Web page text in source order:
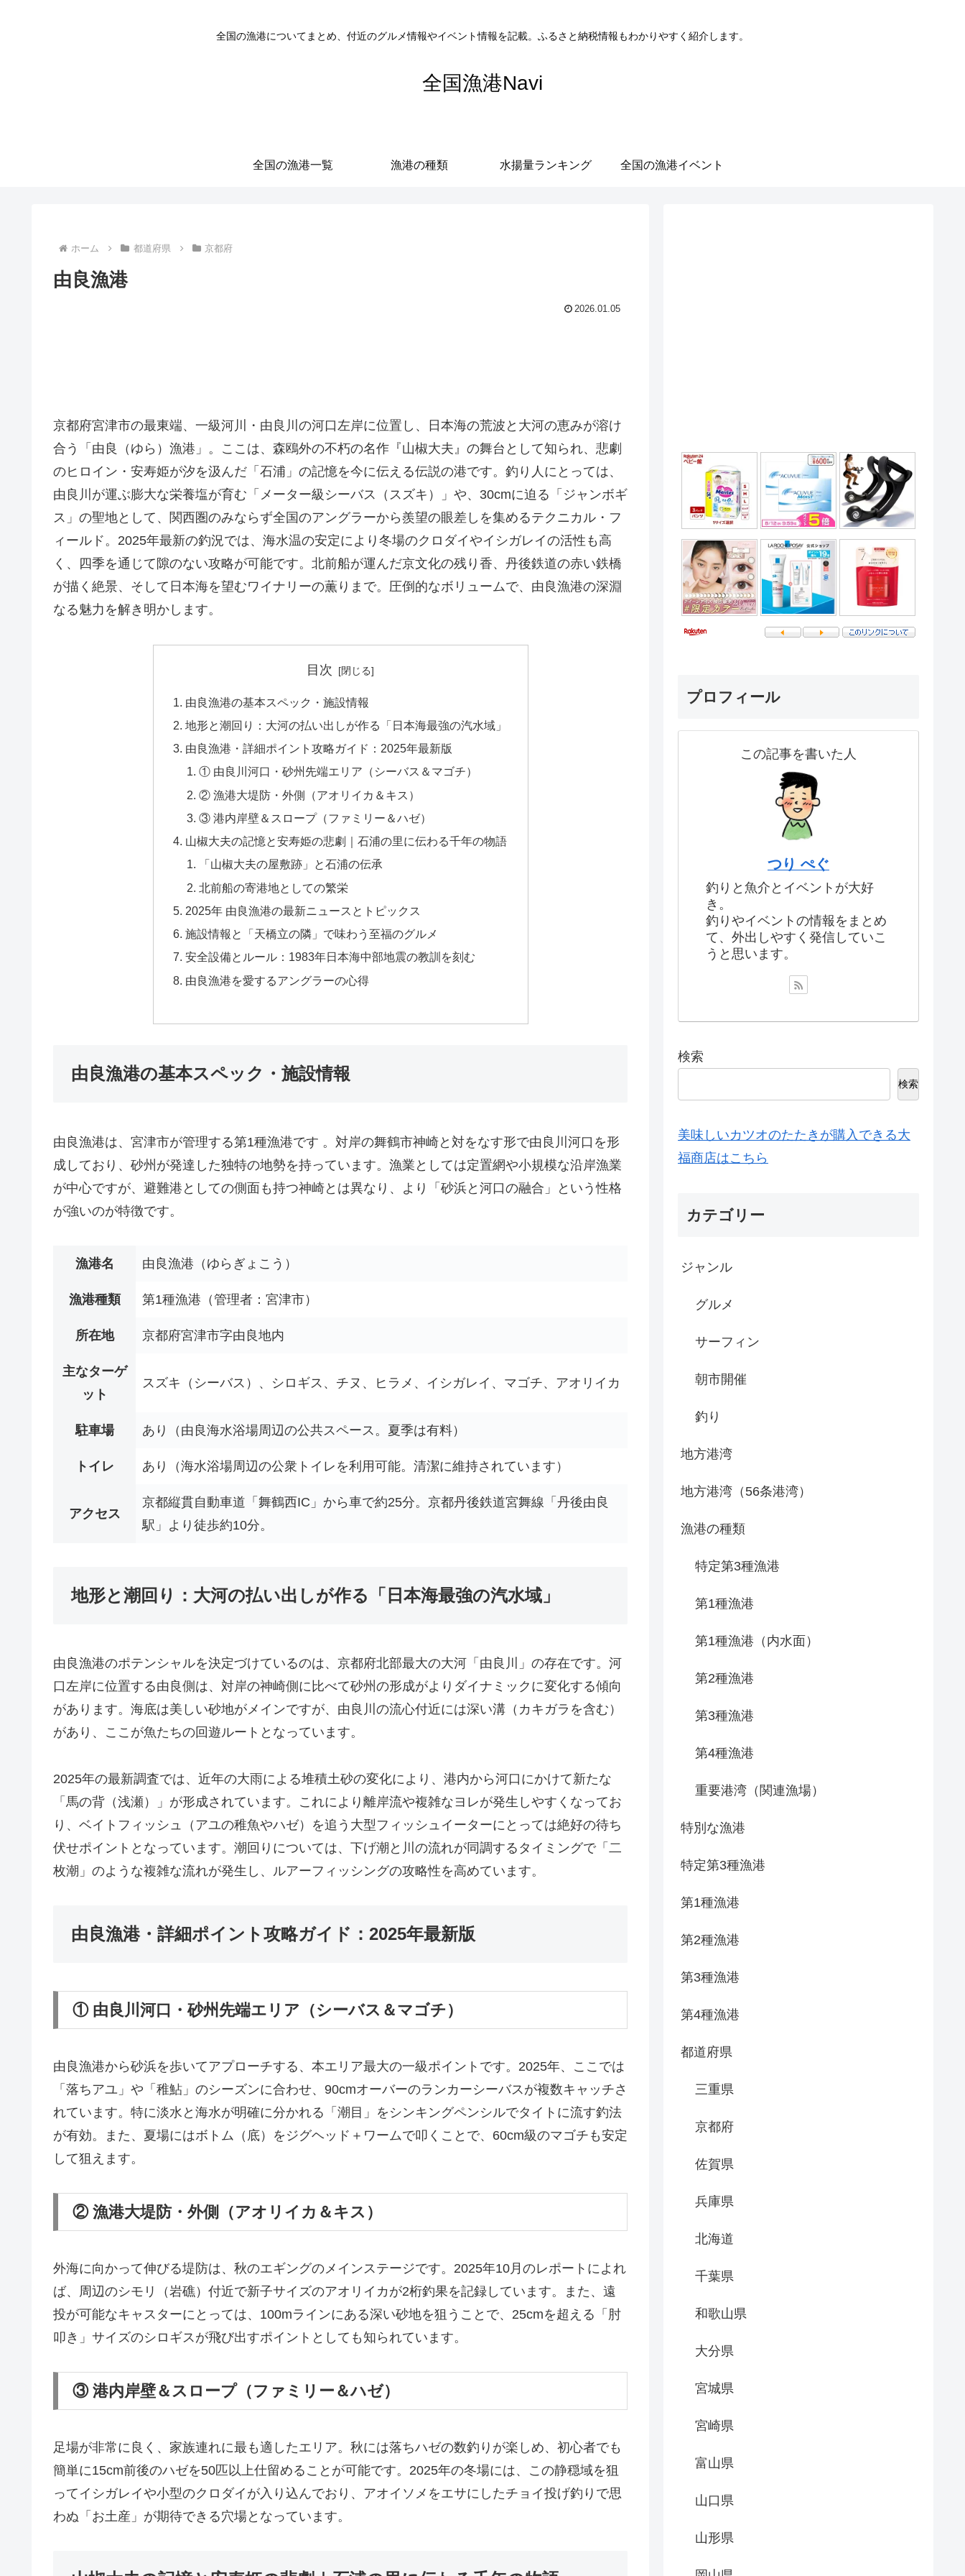
全国の漁港についてまとめ、付近のグルメ情報やイベント情報を記載。ふるさと納税情報もわかりやすく紹介します。
全国漁港Navi
全国の漁港一覧 漁港の種類 水揚量ランキング 全国の漁港イベント
ホーム 都道府県 京都府
由良漁港
2026.01.05
京都府宮津市の最東端、一級河川・由良川の河口左岸に位置し、日本海の荒波と大河の恵みが溶け
合う「由良（ゆら）漁港」。ここは、森鴎外の不朽の名作『山椒大夫』の舞台として知られ、悲劇
のヒロイン・安寿姫が汐を汲んだ「石浦」の記憶を今に伝える伝説の港です。釣り人にとっては、
由良川が運ぶ膨大な栄養塩が育む「メーター級シーバス（スズキ）」や、30cmに迫る「ジャンボギ
ス」の聖地として、関西圏のみならず全国のアングラーから羨望の眼差しを集めるテクニカル・フ
ィールド。2025年最新の釣況では、海水温の安定により冬場のクロダイやイシガレイの活性も高
く、四季を通じて隙のない攻略が可能です。北前船が運んだ京文化の残り香、丹後鉄道の赤い鉄橋
が描く絶景、そして日本海を望むワイナリーの薫りまで。圧倒的なボリュームで、由良漁港の深淵
なる魅力を解き明かします。
目次
由良漁港の基本スペック・施設情報
地形と潮回り：大河の払い出しが作る「日本海最強の汽水域」
由良漁港・詳細ポイント攻略ガイド：2025年最新版
① 由良川河口・砂州先端エリア（シーバス＆マゴチ）
② 漁港大堤防・外側（アオリイカ＆キス）
③ 港内岸壁＆スロープ（ファミリー＆ハゼ）
山椒大夫の記憶と安寿姫の悲劇｜石浦の里に伝わる千年の物語
「山椒大夫の屋敷跡」と石浦の伝承
北前船の寄港地としての繁栄
2025年 由良漁港の最新ニュースとトピックス
施設情報と「天橋立の隣」で味わう至福のグルメ
安全設備とルール：1983年日本海中部地震の教訓を刻む
由良漁港を愛するアングラーの心得
由良漁港の基本スペック・施設情報
由良漁港は、宮津市が管理する第1種漁港です 。対岸の舞鶴市神崎と対をなす形で由良川河口を形
成しており、砂州が発達した独特の地勢を持っています。漁業としては定置網や小規模な沿岸漁業
が中心ですが、避難港としての側面も持つ神崎とは異なり、より「砂浜と河口の融合」という性格
が強いのが特徴です。
漁港名 由良漁港（ゆらぎょこう）
漁港種類 第1種漁港（管理者：宮津市）
所在地 京都府宮津市字由良地内
主なターゲ
ット
スズキ（シーバス）、シロギス、チヌ、ヒラメ、イシガレイ、マゴチ、アオリイカ
駐車場 あり（由良海水浴場周辺の公共スペース。夏季は有料）
トイレ あり（海水浴場周辺の公衆トイレを利用可能。清潔に維持されています）
アクセス
京都縦貫自動車道「舞鶴西IC」から車で約25分。京都丹後鉄道宮舞線「丹後由良
駅」より徒歩約10分。
地形と潮回り：大河の払い出しが作る「日本海最強の汽水域」
由良漁港のポテンシャルを決定づけているのは、京都府北部最大の大河「由良川」の存在です。河
口左岸に位置する由良側は、対岸の神崎側に比べて砂州の形成がよりダイナミックに変化する傾向
があります。海底は美しい砂地がメインですが、由良川の流心付近には深い溝（カキガラを含む）
があり、ここが魚たちの回遊ルートとなっています。
2025年の最新調査では、近年の大雨による堆積土砂の変化により、港内から河口にかけて新たな
「馬の背（浅瀬）」が形成されています。これにより離岸流や複雑なヨレが発生しやすくなってお
り、ベイトフィッシュ（アユの稚魚やハゼ）を追う大型フィッシュイーターにとっては絶好の待ち
伏せポイントとなっています。潮回りについては、下げ潮と川の流れが同調するタイミングで「二
枚潮」のような複雑な流れが発生し、ルアーフィッシングの攻略性を高めています。
由良漁港・詳細ポイント攻略ガイド：2025年最新版
① 由良川河口・砂州先端エリア（シーバス＆マゴチ）
由良漁港から砂浜を歩いてアプローチする、本エリア最大の一級ポイントです。2025年、ここでは
「落ちアユ」や「稚鮎」のシーズンに合わせ、90cmオーバーのランカーシーバスが複数キャッチさ
れています。特に淡水と海水が明確に分かれる「潮目」をシンキングペンシルでタイトに流す釣法
が有効。また、夏場にはボトム（底）をジグヘッド＋ワームで叩くことで、60cm級のマゴチも安定
して狙えます。
② 漁港大堤防・外側（アオリイカ＆キス）
外海に向かって伸びる堤防は、秋のエギングのメインステージです。2025年10月のレポートによれ
ば、周辺のシモリ（岩礁）付近で新子サイズのアオリイカが2桁釣果を記録しています。また、遠
投が可能なキャスターにとっては、100mラインにある深い砂地を狙うことで、25cmを超える「肘
叩き」サイズのシロギスが飛び出すポイントとしても知られています。
③ 港内岸壁＆スロープ（ファミリー＆ハゼ）
足場が非常に良く、家族連れに最も適したエリア。秋には落ちハゼの数釣りが楽しめ、初心者でも
簡単に15cm前後のハゼを50匹以上仕留めることが可能です。2025年の冬場には、この静穏域を狙
ってイシガレイや小型のクロダイが入り込んでおり、アオイソメをエサにしたチョイ投げ釣りで思
わぬ「お土産」が期待できる穴場となっています。
プロフィール
この記事を書いた人
つり ぺぐ
釣りと魚介とイベントが大好
き。
釣りやイベントの情報をまとめ
て、外出しやすく発信していこ
うと思います。
検索
検索
美味しいカツオのたたきが購入できる大
福商店はこちら
カテゴリー
ジャンル
グルメ
サーフィン
朝市開催
釣り
地方港湾
地方港湾（56条港湾）
漁港の種類
特定第3種漁港
第1種漁港
第1種漁港（内水面）
第2種漁港
第3種漁港
第4種漁港
重要港湾（関連漁場）
特別な漁港
特定第3種漁港
第1種漁港
第2種漁港
第3種漁港
第4種漁港
都道府県
三重県
京都府
佐賀県
兵庫県
北海道
千葉県
和歌山県
大分県
宮城県
宮崎県
富山県
山口県
山形県